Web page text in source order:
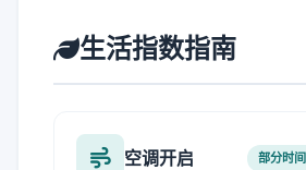
生活指数指南
空调开启 部分时